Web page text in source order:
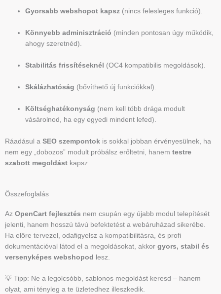
Gyorsabb webshopot kapsz (nincs felesleges funkció).
Könnyebb adminisztráció (minden pontosan úgy működik,
ahogy szeretnéd).
Stabilitás frissítéseknél (OC4 kompatibilis megoldások).
Skálázhatóság (bővíthető új funkciókkal).
Költséghatékonyság (nem kell több drága modult
vásárolnod, ha egy egyedi mindent lefed).
Ráadásul a SEO szempontok is sokkal jobban érvényesülnek, ha
nem egy „dobozos” modult próbálsz erőltetni, hanem testre
szabott megoldást kapsz.
Összefoglalás
Az OpenCart fejlesztés nem csupán egy újabb modul telepítését
jelenti, hanem hosszú távú befektetést a webáruházad sikerébe.
Ha előre tervezel, odafigyelsz a kompatibilitásra, és profi
dokumentációval látod el a megoldásokat, akkor gyors, stabil és
versenyképes webshopod lesz.
💡 Tipp: Ne a legolcsóbb, sablonos megoldást keresd – hanem
olyat, ami tényleg a te üzletedhez illeszkedik.